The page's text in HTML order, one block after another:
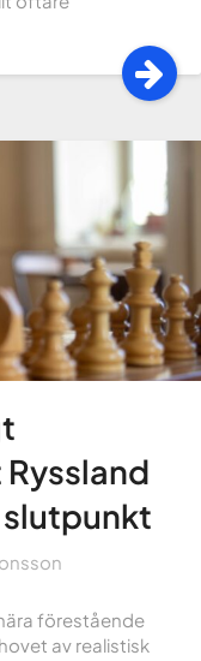
slutpunkt
förestående
av realistisk